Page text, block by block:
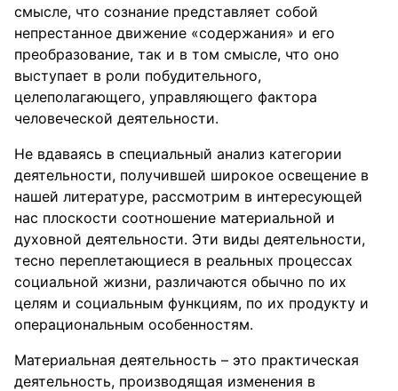
смысле, что сознание представляет собой
непрестанное движение «содержания» и его
преобразование, так и в том смысле, что оно
выступает в роли побудительного,
целеполагающего, управляющего фактора
человеческой деятельности.
Не вдаваясь в специальный анализ категории
деятельности, получившей широкое освещение в
нашей литературе, рассмотрим в интересующей
нас плоскости соотношение материальной и
духовной деятельности. Эти виды деятельности,
тесно переплетающиеся в реальных процессах
социальной жизни, различаются обычно по их
целям и социальным функциям, по их продукту и
операциональным особенностям.
Материальная деятельность – это практическая
деятельность, производящая изменения в